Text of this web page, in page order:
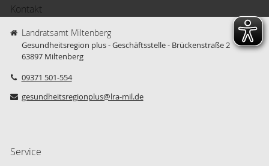
Kontakt
Landratsamt Miltenberg
Gesundheitsregion plus - Geschäftsstelle - Brückenstraße 2
63897 Miltenberg
09371 501-554
gesundheitsregionplus@lra-mil.de
Service